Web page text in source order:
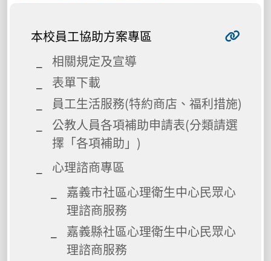
本校員工協助方案專區
相關規定及宣導
表單下載
員工生活服務(特約商店、福利措施)
公教人員各項補助申請表(分類請選
擇「各項補助」)
心理諮商專區
嘉義市社區心理衛生中心民眾心
理諮商服務
嘉義縣社區心理衛生中心民眾心
理諮商服務